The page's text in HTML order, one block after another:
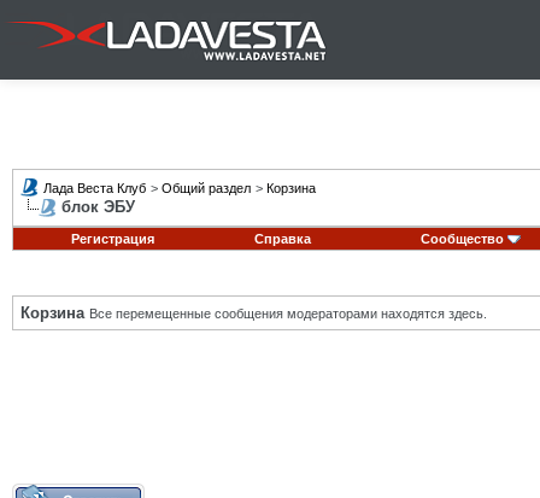
Лада Веста Клуб > Общий раздел > Корзина
блок ЭБУ
Регистрация Справка Сообщество
Корзина Все перемещенные сообщения модераторами находятся здесь.